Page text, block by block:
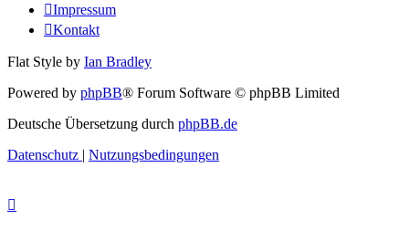
Impressum
Kontakt
Flat Style by Ian Bradley
Powered by phpBB® Forum Software © phpBB Limited
Deutsche Übersetzung durch phpBB.de
Datenschutz | Nutzungsbedingungen